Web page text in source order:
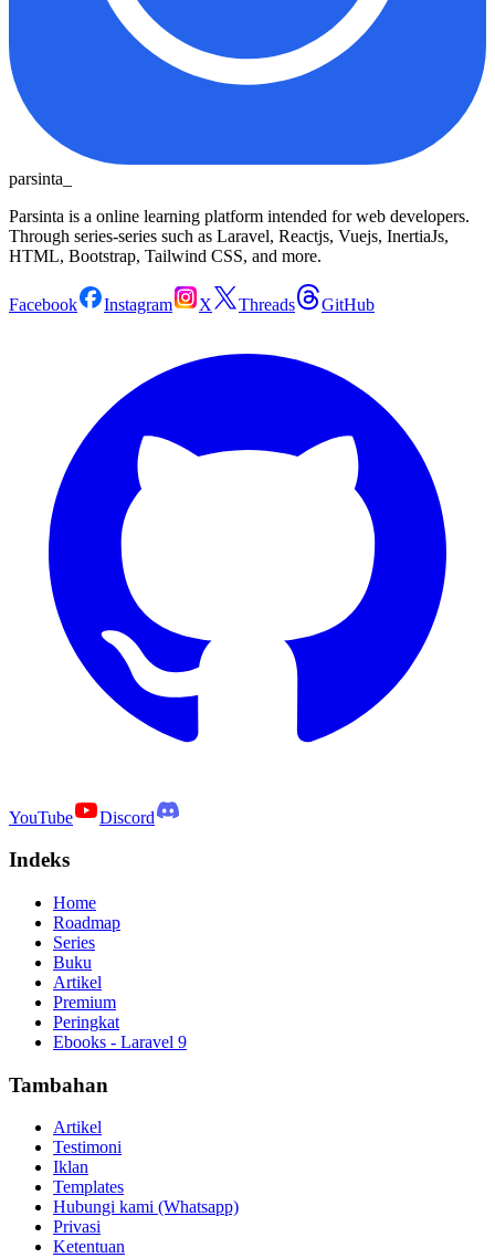
parsinta_
Parsinta is a online learning platform intended for web developers.
Through series-series such as Laravel, Reactjs, Vuejs, InertiaJs,
HTML, Bootstrap, Tailwind CSS, and more.
Facebook Instagram X Threads GitHub
YouTube Discord
Indeks
Home
Roadmap
Series
Buku
Artikel
Premium
Peringkat
Ebooks - Laravel 9
Tambahan
Artikel
Testimoni
Iklan
Templates
Hubungi kami (Whatsapp)
Privasi
Ketentuan